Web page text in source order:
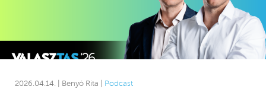
2026.04.14. | Benyó Rita | Podcast